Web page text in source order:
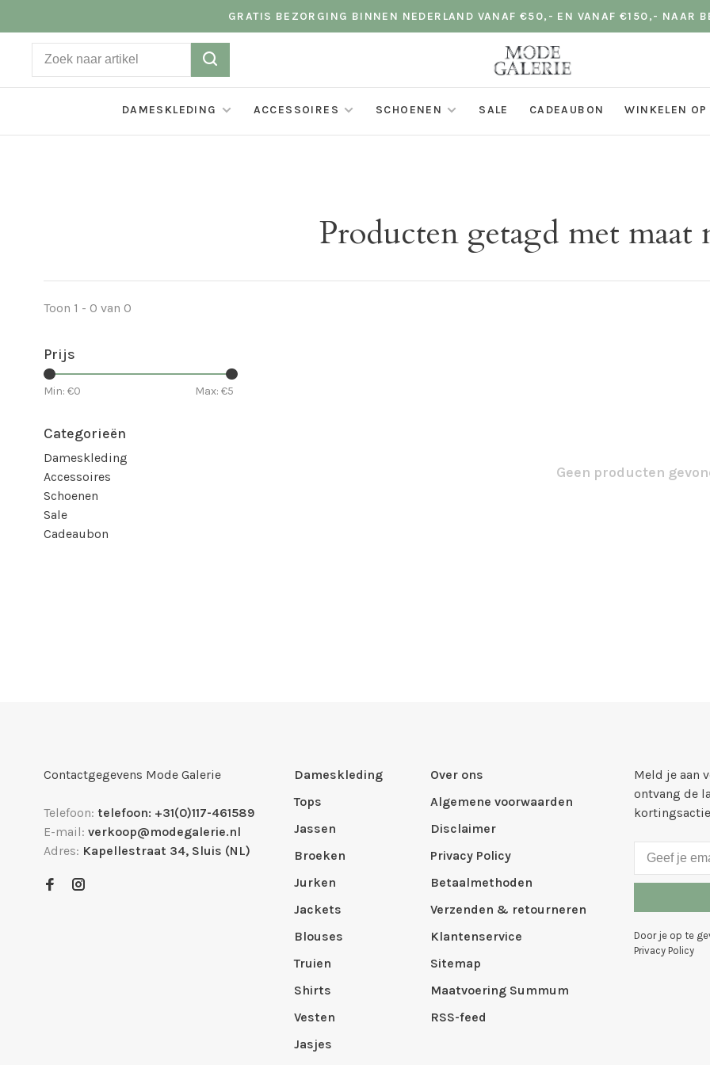
GRATIS BEZORGING BINNEN NEDERLAND VANAF €50,- EN VANAF €150,- NAAR
DAMESKLEDING ACCESSOIRES SCHOENEN SALE CADEAUBON WINKELEN
Producten getagd met maat
Toon 1 - 0 van 0
Prijs
Min: €0 Max: €5
Categorieën
Dameskleding
Accessoires
Schoenen
Sale
Cadeaubon
Geen producten
Contactgegevens Mode Galerie
Telefoon: telefoon: +31(0)117-461589
E-mail: verkoop@modegalerie.nl
Adres: Kapellestraat 34, Sluis (NL)
Dameskleding
Tops
Jassen
Broeken
Jurken
Jackets
Blouses
Truien
Shirts
Vesten
Jasjes
Over ons
Algemene voorwaarden
Disclaimer
Privacy Policy
Betaalmethoden
Verzenden & retourneren
Klantenservice
Sitemap
Maatvoering Summum
RSS-feed
Meld je aan
ontvang de
Door je op te
Privacy Policy